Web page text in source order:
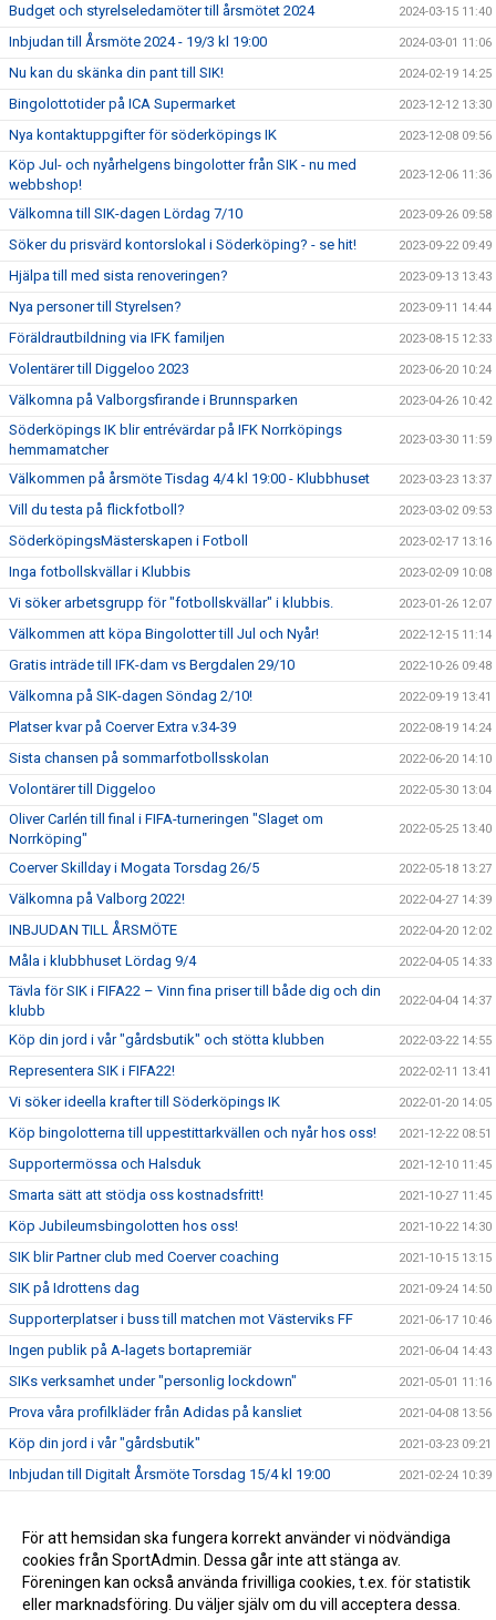
Budget och styrelseledamöter till årsmötet 2024 2024-03-15 11:40
Inbjudan till Årsmöte 2024 - 19/3 kl 19:00 2024-03-01 11:06
Nu kan du skänka din pant till SIK! 2024-02-19 14:25
Bingolottotider på ICA Supermarket 2023-12-12 13:30
Nya kontaktuppgifter för söderköpings IK 2023-12-08 09:56
Köp Jul- och nyårhelgens bingolotter från SIK - nu med
webbshop!
2023-12-06 11:36
Välkomna till SIK-dagen Lördag 7/10 2023-09-26 09:58
Söker du prisvärd kontorslokal i Söderköping? - se hit! 2023-09-22 09:49
Hjälpa till med sista renoveringen? 2023-09-13 13:43
Nya personer till Styrelsen? 2023-09-11 14:44
Föräldrautbildning via IFK familjen 2023-08-15 12:33
Volentärer till Diggeloo 2023 2023-06-20 10:24
Välkomna på Valborgsfirande i Brunnsparken 2023-04-26 10:42
Söderköpings IK blir entrévärdar på IFK Norrköpings
hemmamatcher
2023-03-30 11:59
Välkommen på årsmöte Tisdag 4/4 kl 19:00 - Klubbhuset 2023-03-23 13:37
Vill du testa på flickfotboll? 2023-03-02 09:53
SöderköpingsMästerskapen i Fotboll 2023-02-17 13:16
Inga fotbollskvällar i Klubbis 2023-02-09 10:08
Vi söker arbetsgrupp för "fotbollskvällar" i klubbis. 2023-01-26 12:07
Välkommen att köpa Bingolotter till Jul och Nyår! 2022-12-15 11:14
Gratis inträde till IFK-dam vs Bergdalen 29/10 2022-10-26 09:48
Välkomna på SIK-dagen Söndag 2/10! 2022-09-19 13:41
Platser kvar på Coerver Extra v.34-39 2022-08-19 14:24
Sista chansen på sommarfotbollsskolan 2022-06-20 14:10
Volontärer till Diggeloo 2022-05-30 13:04
Oliver Carlén till final i FIFA-turneringen "Slaget om
Norrköping"
2022-05-25 13:40
Coerver Skillday i Mogata Torsdag 26/5 2022-05-18 13:27
Välkomna på Valborg 2022! 2022-04-27 14:39
INBJUDAN TILL ÅRSMÖTE 2022-04-20 12:02
Måla i klubbhuset Lördag 9/4 2022-04-05 14:33
Tävla för SIK i FIFA22 – Vinn fina priser till både dig och din
klubb
2022-04-04 14:37
Köp din jord i vår "gårdsbutik" och stötta klubben 2022-03-22 14:55
Representera SIK i FIFA22! 2022-02-11 13:41
Vi söker ideella krafter till Söderköpings IK 2022-01-20 14:05
Köp bingolotterna till uppestittarkvällen och nyår hos oss! 2021-12-22 08:51
Supportermössa och Halsduk 2021-12-10 11:45
Smarta sätt att stödja oss kostnadsfritt! 2021-10-27 11:45
Köp Jubileumsbingolotten hos oss! 2021-10-22 14:30
SIK blir Partner club med Coerver coaching 2021-10-15 13:15
SIK på Idrottens dag 2021-09-24 14:50
Supporterplatser i buss till matchen mot Västerviks FF 2021-06-17 10:46
Ingen publik på A-lagets bortapremiär 2021-06-04 14:43
SIKs verksamhet under "personlig lockdown" 2021-05-01 11:16
Prova våra profilkläder från Adidas på kansliet 2021-04-08 13:56
Köp din jord i vår "gårdsbutik" 2021-03-23 09:21
Inbjudan till Digitalt Årsmöte Torsdag 15/4 kl 19:00 2021-02-24 10:39
Ny Inmarschlåt: Glömmer aldrig denna stad! 2021-01-29 10:34
Välkommen till vår nya hemsida! 2020-11-18 11:55
För att hemsidan ska fungera korrekt använder vi nödvändiga
cookies från SportAdmin. Dessa går inte att stänga av.
Föreningen kan också använda frivilliga cookies, t.ex. för statistik
eller marknadsföring. Du väljer själv om du vill acceptera dessa.